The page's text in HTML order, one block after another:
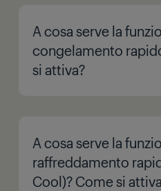
A cosa serve la
congelamento
si attiva?
A cosa serve la
raffreddamento
Cool)? Come si